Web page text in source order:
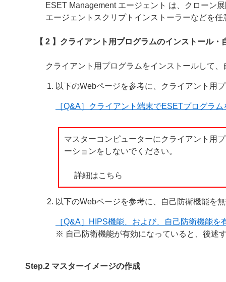
ESET Management エージェント は、クローン
エージェントスクリプトインストーラーなどを
【 2 】クライアント用プログラムのインストール
クライアント用プログラムをインストールして
以下のWebページを参考に、クライアント用
［Q&A］クライアント端末でESETプログラ
マスターコンピューターにクライアント用
ーションをしないでください。
詳細はこちら
以下のWebページを参考に、自己防衛機能を
［Q&A］HIPS機能、および、自己防衛機能を
※ 自己防衛機能が有効になっていると、後述
Step.2 マスターイメージの作成